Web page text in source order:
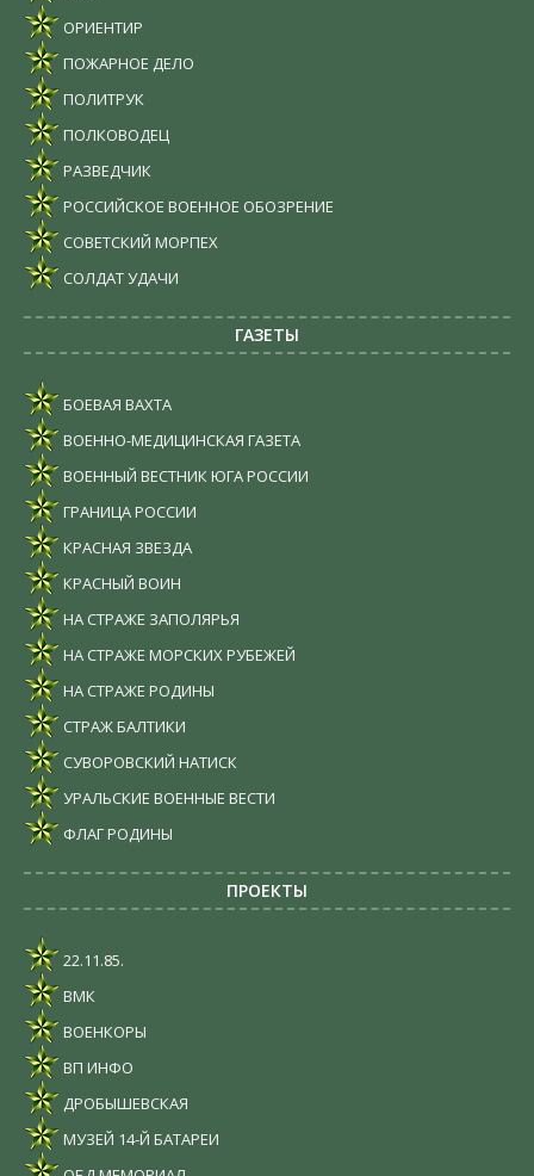
ОРИЕНТИР
ПОЖАРНОЕ ДЕЛО
ПОЛИТРУК
ПОЛКОВОДЕЦ
РАЗВЕДЧИК
РОССИЙСКОЕ ВОЕННОЕ ОБОЗРЕНИЕ
СОВЕТСКИЙ МОРПЕХ
СОЛДАТ УДАЧИ
ГАЗЕТЫ
БОЕВАЯ ВАХТА
ВОЕННО-МЕДИЦИНСКАЯ ГАЗЕТА
ВОЕННЫЙ ВЕСТНИК ЮГА РОССИИ
ГРАНИЦА РОССИИ
КРАСНАЯ ЗВЕЗДА
КРАСНЫЙ ВОИН
НА СТРАЖЕ ЗАПОЛЯРЬЯ
НА СТРАЖЕ МОРСКИХ РУБЕЖЕЙ
НА СТРАЖЕ РОДИНЫ
СТРАЖ БАЛТИКИ
СУВОРОВСКИЙ НАТИСК
УРАЛЬСКИЕ ВОЕННЫЕ ВЕСТИ
ФЛАГ РОДИНЫ
ПРОЕКТЫ
22.11.85.
ВМК
ВОЕНКОРЫ
ВП ИНФО
ДРОБЫШЕВСКАЯ
МУЗЕЙ 14-Й БАТАРЕИ